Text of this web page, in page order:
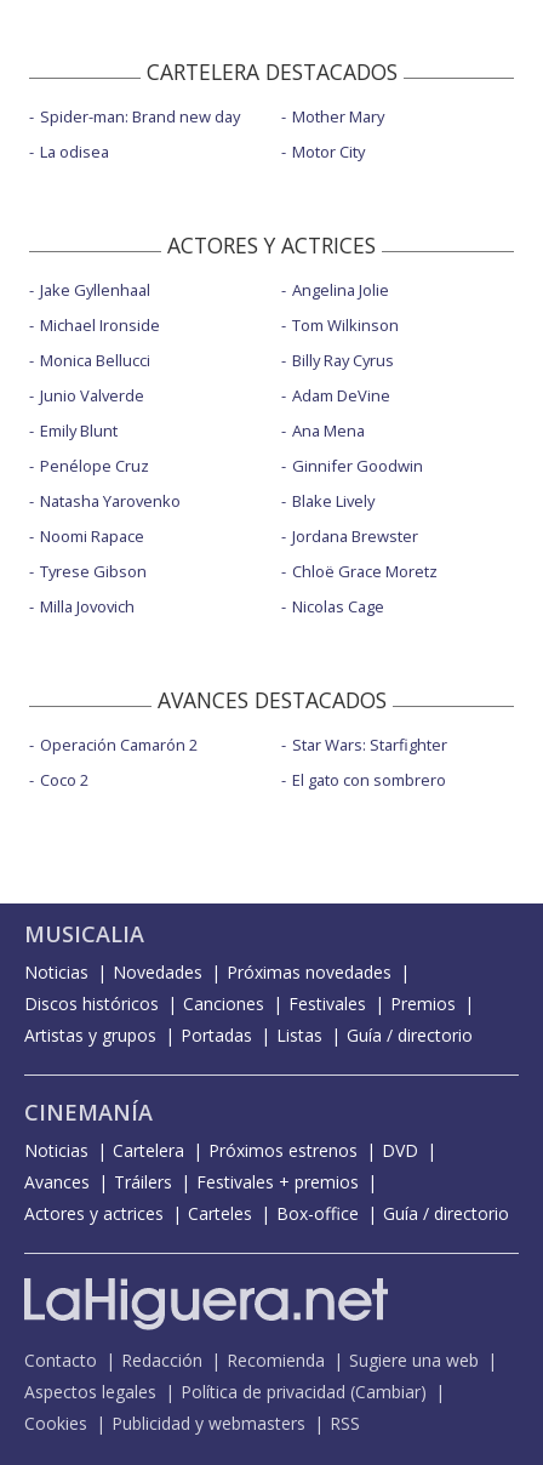
CARTELERA DESTACADOS
Spider-man: Brand new day
La odisea
Mother Mary
Motor City
ACTORES Y ACTRICES
Jake Gyllenhaal
Michael Ironside
Monica Bellucci
Junio Valverde
Emily Blunt
Penélope Cruz
Natasha Yarovenko
Noomi Rapace
Tyrese Gibson
Milla Jovovich
Angelina Jolie
Tom Wilkinson
Billy Ray Cyrus
Adam DeVine
Ana Mena
Ginnifer Goodwin
Blake Lively
Jordana Brewster
Chloë Grace Moretz
Nicolas Cage
AVANCES DESTACADOS
Operación Camarón 2
Coco 2
Star Wars: Starfighter
El gato con sombrero
MUSICALIA
Noticias Novedades
Próximas novedades
Discos históricos
Canciones Festivales
Premios
Artistas y grupos
Portadas Listas Guía / directorio
CINEMANÍA
Noticias Cartelera Próximos estrenos
DVD
Avances
Tráilers
Festivales + premios
Actores y actrices
Carteles Box-office Guía / directorio
Contacto Redacción Recomienda
Sugiere una web
Aspectos legales
Política de privacidad (Cambiar)
Cookies
Publicidad y webmasters RSS